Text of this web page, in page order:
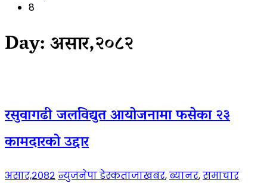
8
Day:असार,२०८२
रसुवागढी जलविद्युत आयोजनामा फसेका २३
कामदारको उद्दार
असार,२०८२ न्युजनेपा डेस्कताजाखबर,ब्यानर,समाचार